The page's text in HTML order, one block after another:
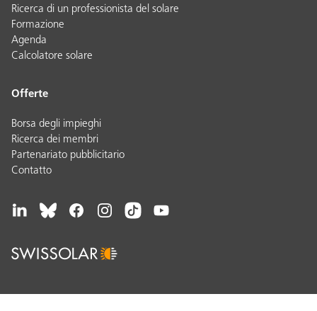
Ricerca di un professionista del solare
Formazione
Agenda
Calcolatore solare
Offerte
Borsa degli impieghi
Ricerca dei membri
Partenariato pubblicitario
Contatto